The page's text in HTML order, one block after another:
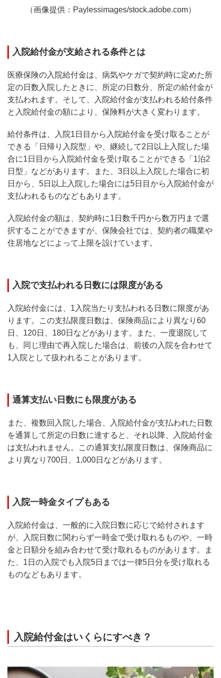
（画像提供：Paylessimages/stock.adobe.com）
入院給付金が支給される条件とは
医療保険の入院給付金は、病気やケガで契約時に定めた所
定の日数入院したときに、所定の日数分、所定の給付金が
支払われます。そして、入院給付金が支払われる給付条件
と入院給付金の額により、保険料が大きく変わります。
給付条件は、入院1日目から入院給付金を受け取ることが
できる「日帰り入院型」や、継続して2日以上入院した場
合に1日目から入院給付金を受け取ることができる「1泊2
日型」などがあります。また、3日以上入院した場合に初
日から、5日以上入院した場合には5日目から入院給付金が
支払われるものなどもあります。
入院給付金の額は、契約時に1日数千円から数万円まで選
択することができますが、保険会社では、契約者の職業や
住居地などによって上限を設けています。
入院で支払われる日数には限度がある
入院給付金には、1入院当たり支払われる日数に限度があ
ります。この支払限度日数は、保険商品により異なり60
日、120日、180日などがあります。また、一度退院して
も、同じ理由で再入院した場合は、前後の入院を合わせて
1入院として扱われることがあります。
通算支払い日数にも限度がある
また、複数回入院した場合、入院給付金が支払われた日数
を通算して所定の日数に達すると、それ以降、入院給付金
は支払われません。この通算支払限度日数は、保険商品に
より異なり700日、1,000日などがあります。
入院一時金タイプもある
入院給付金は、一般的に入院日数に応じで給付されます
が、入院日数に関わらず一時金で受け取れるものや、一時
金と日額分を組み合わせて受け取れるものがあります。ま
た、1日の入院でも入院5日までは一律5日分を受け取れる
ものなどもあります。
入院給付金はいくらにすべき？